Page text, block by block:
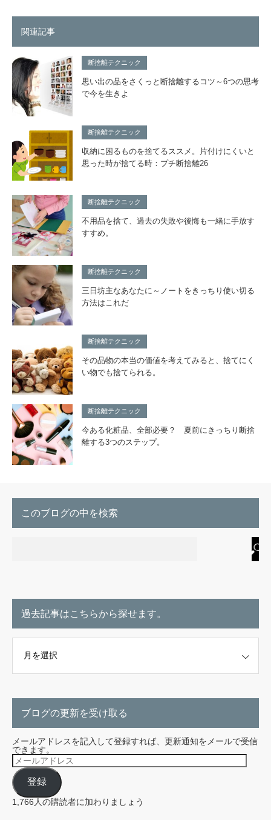
関連記事
断捨離テクニック
思い出の品をさくっと断捨離するコツ～6つの思考
で今を生きよ
断捨離テクニック
収納に困るものを捨てるススメ。片付けにくいと
思った時が捨てる時：プチ断捨離26
断捨離テクニック
不用品を捨て、過去の失敗や後悔も一緒に手放す
すすめ。
断捨離テクニック
三日坊主なあなたに～ノートをきっちり使い切る
方法はこれだ
断捨離テクニック
その品物の本当の価値を考えてみると、捨てにく
い物でも捨てられる。
断捨離テクニック
今ある化粧品、全部必要？ 夏前にきっちり断捨
離する3つのステップ。
このブログの中を検索
過去記事はこちらから探せます。
ちらから探せます。
ブログの更新を受け取る
メールアドレスを記入して登録すれば、更新通知をメールで受信
できます。
メ
ー
ル
ア
ド
レ
ス
登録
1,766人の購読者に加わりましょう